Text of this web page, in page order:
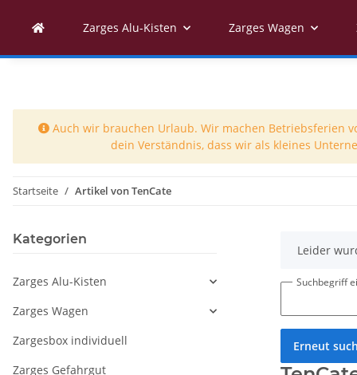
Zarges Alu-Kisten Zarges Wagen
Auch wir brauchen Urlaub. Wir machen Betriebsferien
dein Verständnis, dass wir als kleines
Startseite Artikel von TenCate
xLeider
Suchbegriff
Erneut
Kategorien
Zarges Alu-Kisten
Zarges Wagen
Zargesbox individuell
Zarges Gefahrgut